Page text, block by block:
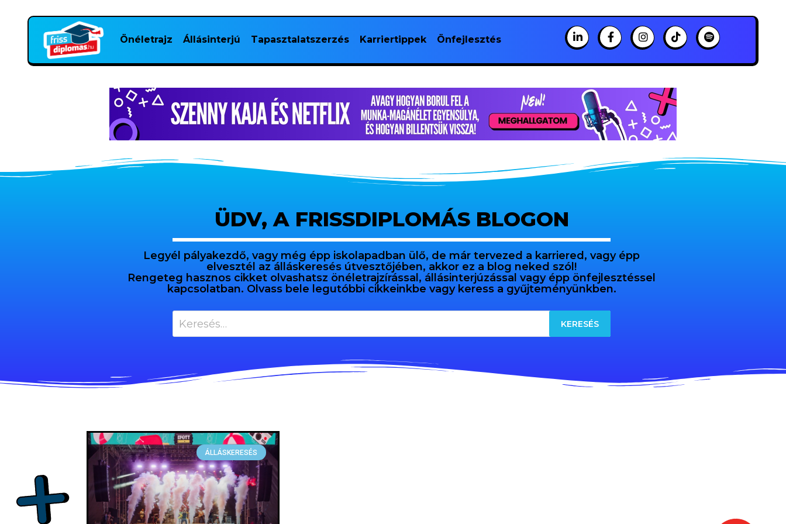
Önéletrajz Állásinterjú Tapasztalatszerzés Karriertippek Önfejlesztés
ÜDV, A FRISSDIPLOMÁS BLOGON
Legyél pályakezdő, vagy még épp iskolapadban ülő, de már tervezed a karriered, vagy épp
elvesztél az álláskeresés útvesztőjében, akkor ez a blog neked szól!
Rengeteg hasznos cikket olvashatsz önéletrajzírással, állásinterjúzással vagy épp önfejlesztéssel
kapcsolatban. Olvass bele legutóbbi cikkeinkbe vagy keress a gyűjteményünkben.
ÁLLÁSKERESÉS